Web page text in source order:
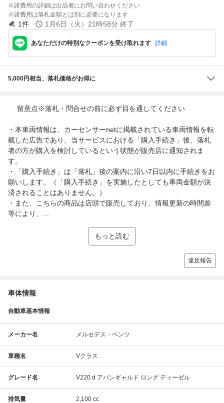
諸費用の詳細は出品者にお問い合わせください
諸費用は落札金額とは別に必要になります
1件 1月6日（火）21時58分 終了
あなただけの特別なクーポンを受け取れます 詳細
5,000円相当、落札価格がお得に
留意点※落札・問合せの前に必ず目を通してください
・本車両情報は、カーセンサーnetに掲載されている車両情報を転
載した広告であり、当サービスにおける「購入手続き」後、落札
者の方が購入を検討しているという状態が販売店に通知されま
す。
・「購入手続き」は「落札」後の案内に沿い7日以内に手続きをお
願いします。（「購入手続き」を実施したとしても車両金額が決
済されることはありません。）
・また、こちらの商品は店頭で販売しており、情報更新の時間差
等により、...
もっと読む
違反報告
車体情報
自動車基本情報
メーカー名 メルセデス・ベンツ
車種名 Vクラス
グレード名 V220 d アバンギャルド ロング ディーゼル
排気量 2,100 cc